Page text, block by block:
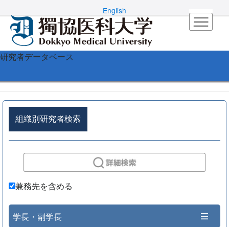
English
研究者データベース
組織別研究者検索
兼務先を含める
学長・副学長